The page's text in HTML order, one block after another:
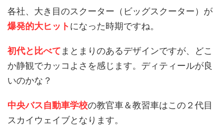
各社、大き目のスクーター（ビッグスクーター）が
爆発的大ヒットになった時期ですね。
初代と比べてまとまりのあるデザインですが、どこ
か静観でカッコよさを感じます。ディティールが良
いのかな？
中央バス自動車学校の教官車＆教習車はこの２代目
スカイウェイブとなります。